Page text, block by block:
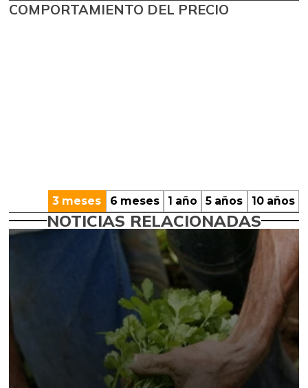
COMPORTAMIENTO DEL PRECIO
3 meses 6 meses 1 año 5 años 10 años
NOTICIAS RELACIONADAS